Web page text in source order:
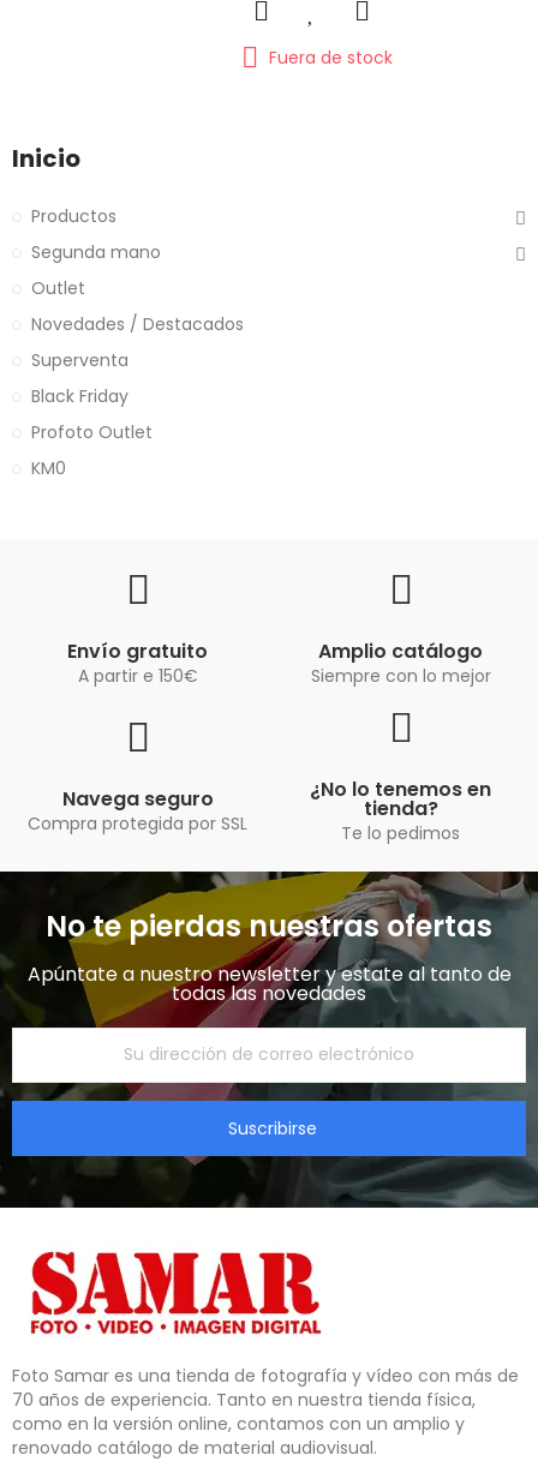
Fuera de stock
Inicio
Productos
Segunda mano
Outlet
Novedades / Destacados
Superventa
Black Friday
Profoto Outlet
KM0
Envío gratuito
A partir e 150€
Amplio catálogo
Siempre con lo mejor
Navega seguro
Compra protegida por SSL
¿No lo tenemos en
tienda?
Te lo pedimos
No te pierdas nuestras ofertas
Apúntate a nuestro newsletter y estate al tanto de
todas las novedades​
Suscribirse
Foto Samar es una tienda de fotografía y vídeo con más de
70 años de experiencia. Tanto en nuestra tienda física,
como en la versión online, contamos con un amplio y
renovado catálogo de material audiovisual.